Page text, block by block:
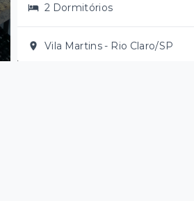
2 Dormitórios
Vila Martins - Rio Claro/SP